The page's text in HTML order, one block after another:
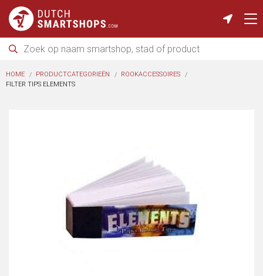
HOME PRODUCTCATEGORIEËN
ROOKACCESSOIRES
FILTER TIPS ELEMENTS